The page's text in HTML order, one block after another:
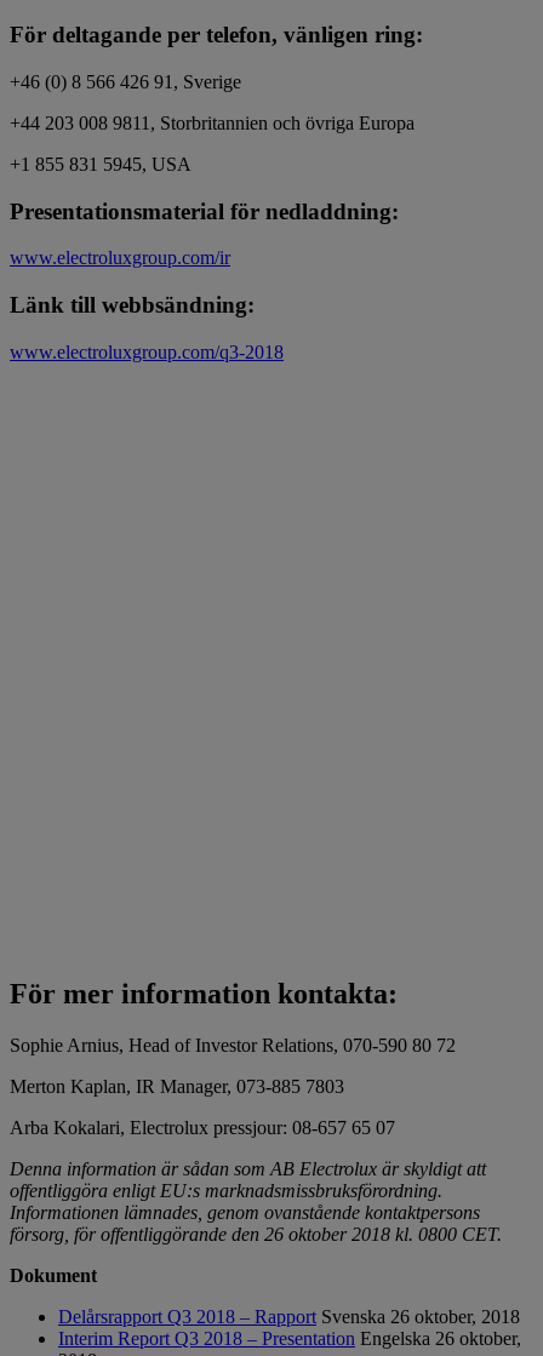
För deltagande per telefon, vänligen ring:
+46 (0) 8 566 426 91, Sverige
+44 203 008 9811, Storbritannien och övriga Europa
+1 855 831 5945, USA
Presentationsmaterial för nedladdning:
www.electroluxgroup.com/ir
Länk till webbsändning:
www.electroluxgroup.com/q3-2018
För mer information kontakta:
Sophie Arnius, Head of Investor Relations, 070-590 80 72
Merton Kaplan, IR Manager, 073-885 7803
Arba Kokalari, Electrolux pressjour: 08-657 65 07
Denna information är sådan som AB Electrolux är skyldigt att
offentliggöra enligt EU:s marknadsmissbruksförordning.
Informationen lämnades, genom ovanstående kontaktpersons
försorg, för offentliggörande den 26 oktober 2018 kl. 0800 CET.
Dokument
Delårsrapport Q3 2018 – Rapport Svenska 26 oktober, 2018
Interim Report Q3 2018 – Presentation Engelska 26 oktober,